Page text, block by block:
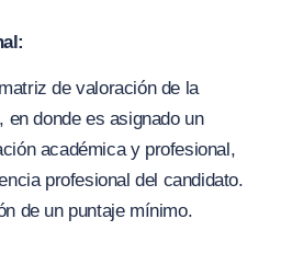
de valoración de la
en donde es asignado un
académica y profesional,
profesional del candidato.
de un puntaje mínimo.